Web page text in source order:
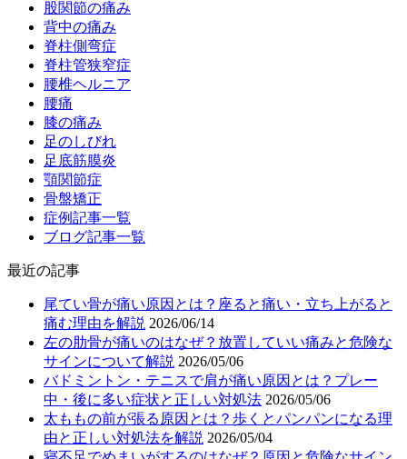
股関節の痛み
背中の痛み
脊柱側弯症
脊柱管狭窄症
腰椎ヘルニア
腰痛
膝の痛み
足のしびれ
足底筋膜炎
顎関節症
骨盤矯正
症例記事一覧
ブログ記事一覧
最近の記事
尾てい骨が痛い原因とは？座ると痛い・立ち上がると
痛む理由を解説 2026/06/14
左の肋骨が痛いのはなぜ？放置していい痛みと危険な
サインについて解説 2026/05/06
バドミントン・テニスで肩が痛い原因とは？プレー
中・後に多い症状と正しい対処法 2026/05/06
太ももの前が張る原因とは？歩くとパンパンになる理
由と正しい対処法を解説 2026/05/04